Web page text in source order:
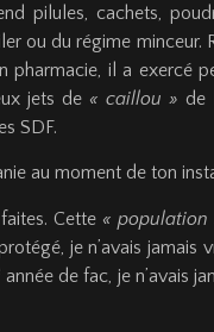
pilules, cachets,
ou du régime minceur.
pharmacie, il a exercé
jets de « caillou » de
SDF.
au moment de ton
Cette « population
je n’avais
année de fac, je n’avais